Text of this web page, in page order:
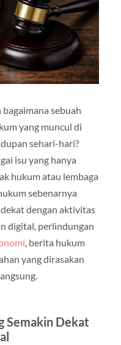
sebuah
yang muncul di
sehari-hari?
isu yang hanya
hukum atau lembaga
sebenarnya
dengan aktivitas
digital, perlindungan
, berita hukum
yang dirasakan
Semakin Dekat